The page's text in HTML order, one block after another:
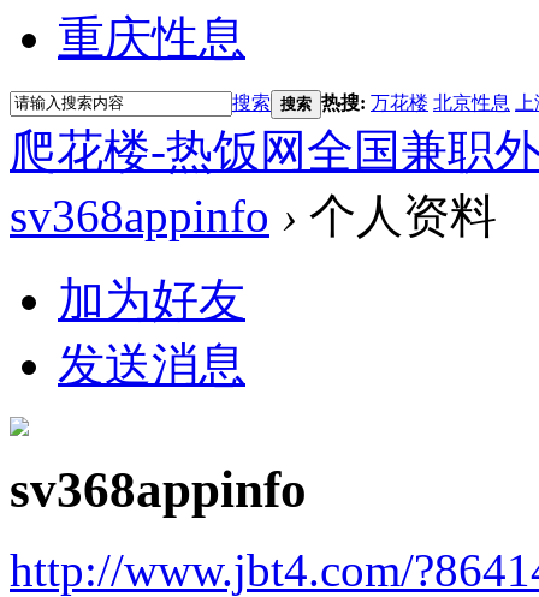
重庆性息
搜索 搜索 热搜: 万花楼 北京性息
爬花楼-热饭网全国兼职
sv368appinfo › 个人资料
加为好友
发送消息
sv368appinfo
http://www.jbt4.com/